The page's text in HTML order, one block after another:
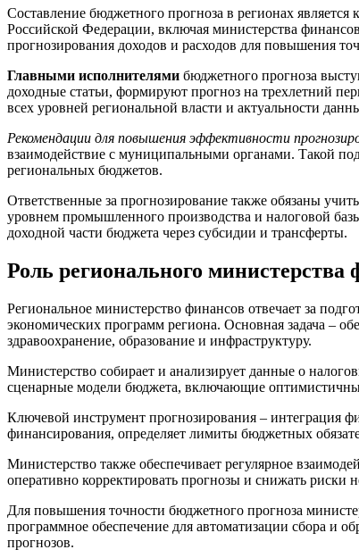
Составление бюджетного прогноза в регионах
Российской Федерации, включая министерства
прогнозирования доходов и расходов для повышения
Главными исполнителями бюджетного прогноза
доходные статьи, формируют прогноз на трехлетний
всех уровней региональной власти и актуальности
Рекомендации для повышения эффективности
взаимодействие с муниципальными органами. Такой
региональных бюджетов.
Ответственные за прогнозирование также обязаны
уровнем промышленного производства и налоговой
доходной части бюджета через субсидии и трансферты.
Роль регионального
Региональное министерство финансов отвечает за
экономических программ региона. Основная задача –
здравоохранение, образование и инфраструктуру.
Министерство собирает и анализирует данные о
сценарные модели бюджета, включающие
Ключевой инструмент прогнозирования – интеграция
финансирования, определяет лимиты бюджетных
Министерство также обеспечивает регулярное
оперативно корректировать прогнозы и снижать риски
Для повышения точности бюджетного прогноза
программное обеспечение для автоматизации сбора и
прогнозов.